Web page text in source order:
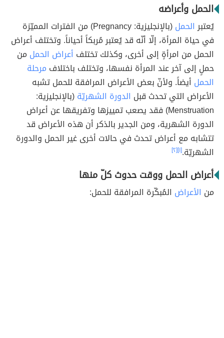
الحمل وأعراضه
يُعتبرالحمل
(بالإنجليزية: Pregnancy) من الفترات المميّزة
في حياة المرأة، إلّا أنّه قد يُعتبر مُربكاً أحياناً. وتختلف أعراض
الحمل من امرأةٍ إلى أخرى، وكذلك تختلف أعراض الحمل من
حملٍ إلى آخر عند المرأة نفسها، وتختلف باختلاف مرحلة
الحمل أيضاً. ولأنّ بعض الأعراض المرافقة للحمل تشبه
الأعراض التي تحدث قبل الدورة الشهريّة(بالإنجليزية:
Menstruation) فقد يصعب تمييزها وتفريقها عن أعراض
الدورة الشهرية، ومن الجدير بالذكر أن هذه الأعراض قد
تتشابه مع أعراض تحدث في حالات أخرى غير الحمل والدورة
الشهريّة.[١] [٢]
أعراض الحمل ووقت حدوث كلّ منها
من الأعراض المُبكّرة المرافقة للحمل: